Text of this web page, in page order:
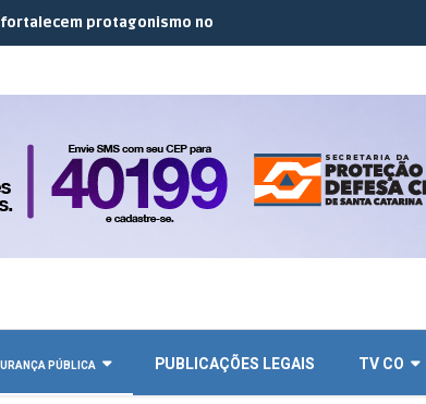
no campo em encontro do JEC Copercampos |
PÚBLICA PUBLICAÇÕES LEGAIS TV CO